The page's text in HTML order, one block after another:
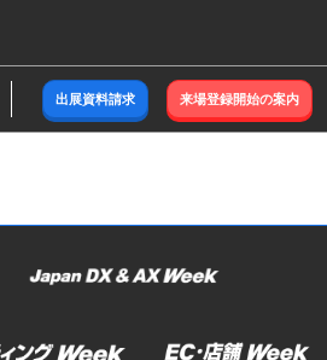
出展資料請求 来場登録開始の案内